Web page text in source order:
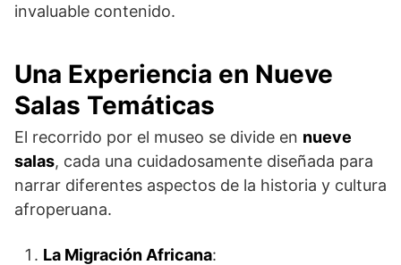
invaluable contenido.
Una Experiencia en Nueve
Salas Temáticas
El recorrido por el museo se divide en nueve
salas, cada una cuidadosamente diseñada para
narrar diferentes aspectos de la historia y cultura
afroperuana.
La Migración Africana: